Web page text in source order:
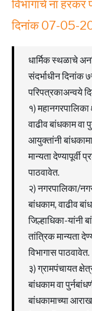
विभागाचे ना हरकर
दिनांक 07-05-
धार्मिक स्थळाचे
संदर्भाधीन
परिपत्रकाअन्वये
१) महानगरपालिका
वाढीव बांधकाम वा
आयुक्तांनी
मान्यता देण्यापूर्वी
पाठवावेत.
२) नगरपालिका/
बांधकाम, वाढीव
जिल्हाधिका-यांनी
तांत्रिक मान्यता
विभागास पाठवावेत.
३) ग्रामपंचायत
बांधकाम वा
बांधकामाच्या